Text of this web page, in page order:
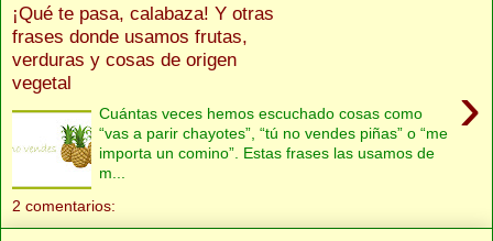
¡Qué te pasa, calabaza! Y otras
frases donde usamos frutas,
verduras y cosas de origen
vegetal
›
Cuántas veces hemos escuchado cosas como
“vas a parir chayotes”, “tú no vendes piñas” o “me
importa un comino”. Estas frases las usamos de
m...
2 comentarios: